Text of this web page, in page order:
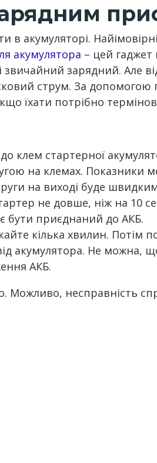
акумуляторі.
акумулятора – цей гаджет
зарядний. Але
струм. За
їхати потрібно
клем стартерної
на клемах. Показники
на виході буде
не довше, ніж на 10
бути приєднаний до АКБ.
кілька хвилин. Потім
акумулятора. Не
АКБ.
Можливо, несправність